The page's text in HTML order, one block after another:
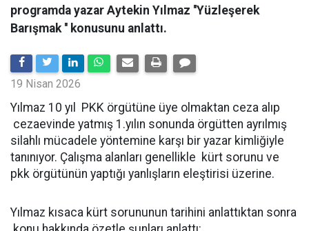
programda yazar Aytekin Yılmaz ''Yüzleşerek
Barışmak '' konusunu anlattı.
19 Nisan 2026
Yılmaz 10 yıl PKK örgütüne üye olmaktan ceza alıp
cezaevinde yatmış 1.yılın sonunda örgütten ayrılmış
silahlı mücadele yöntemine karşı bir yazar kimliğiyle
tanınıyor. Çalışma alanları genellikle kürt sorunu ve
pkk örgütünün yaptığı yanlışların eleştirisi üzerine.
Yılmaz kısaca kürt sorununun tarihini anlattıktan sonra